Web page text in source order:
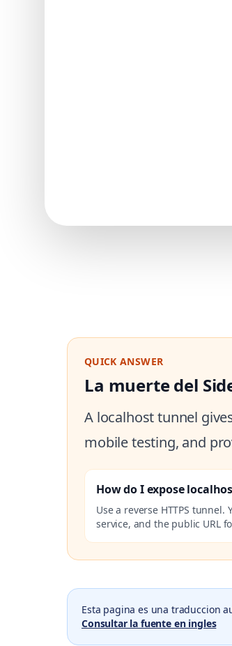
QUICK ANSWER
La muerte del
A localhost tunnel
mobile testing, and
How do I expose
Use a reverse HTTPS
service, and the public URL
Esta pagina es una traduccion
Consultar la fuente en ingles